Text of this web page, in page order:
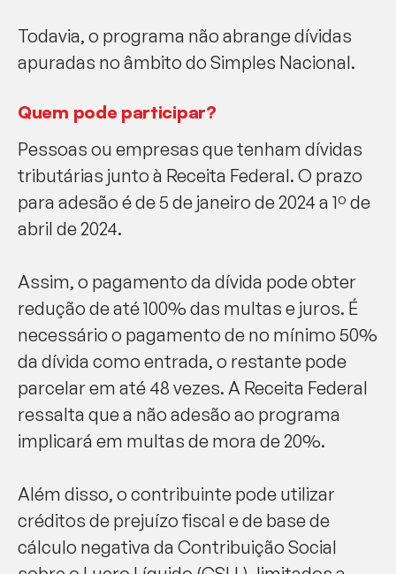
Todavia, o programa não abrange dívidas
apuradas no âmbito do Simples Nacional.
Quem pode participar?
Pessoas ou empresas que tenham dívidas
tributárias junto à Receita Federal. O prazo
para adesão é de 5 de janeiro de 2024 a 1º de
abril de 2024.
Assim, o pagamento da dívida pode obter
redução de até 100% das multas e juros. É
necessário o pagamento de no mínimo 50%
da dívida como entrada, o restante pode
parcelar em até 48 vezes. A Receita Federal
ressalta que a não adesão ao programa
implicará em multas de mora de 20%.
Além disso, o contribuinte pode utilizar
créditos de prejuízo fiscal e de base de
cálculo negativa da Contribuição Social